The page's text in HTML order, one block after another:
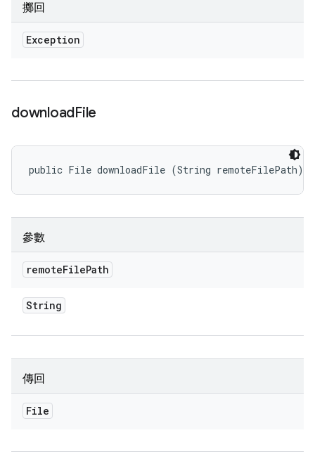
擲回
Exception
downloadFile
public File downloadFile (String remoteFilePath)
參數
remoteFilePath
String
傳回
File